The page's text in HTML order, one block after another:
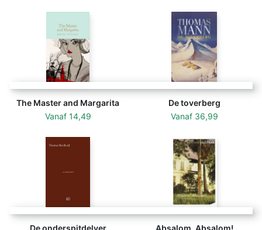
The Master and Margarita
Vanaf 14,49
De toverberg
Vanaf 36,99